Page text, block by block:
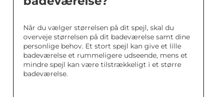
Når du vælger størrelsen på dit spejl, skal du
overveje størrelsen på dit badeværelse samt dine
personlige behov. Et stort spejl kan give et lille
badeværelse et rummeligere udseende, mens et
mindre spejl kan være tilstrækkeligt i et større
badeværelse.